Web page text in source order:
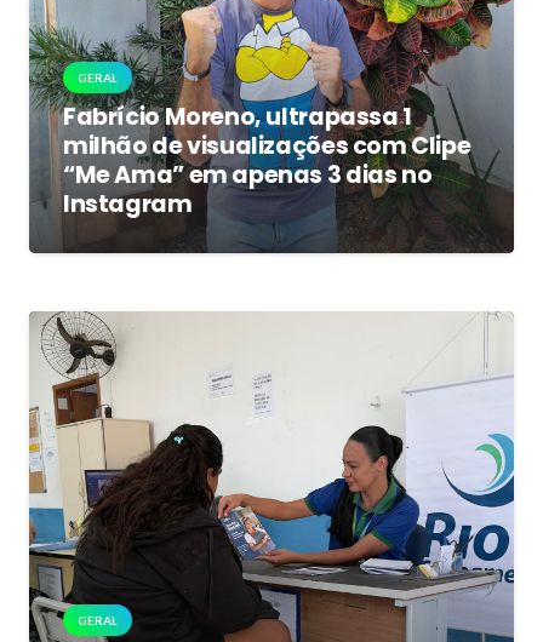
GERAL
Fabrício Moreno, ultrapassa 1
milhão de visualizações com Clipe
“Me Ama” em apenas 3 dias no
Instagram
GERAL